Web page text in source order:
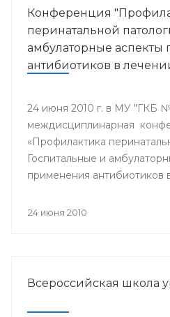
Конференция
перинатальной
амбулаторные
антибиотиков в
24 июня 2010 г. в МУ "ГКБ
междисциплинарная
«Профилактика
Госпитальные и
применения антибиотиков
24 июня 2010
Всероссийская школа